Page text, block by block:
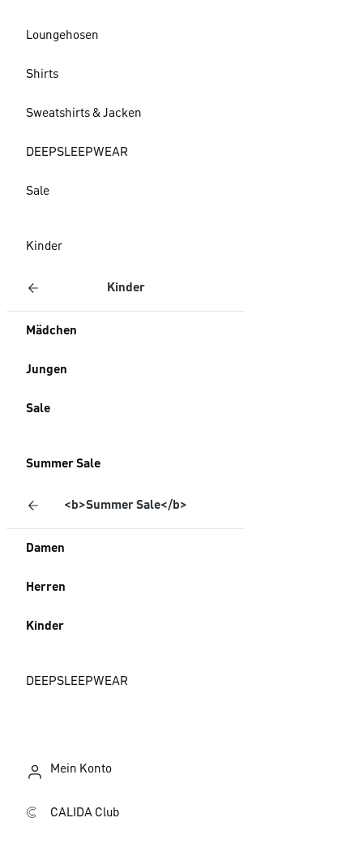
Loungehosen
Shirts
Sweatshirts & Jacken
DEEPSLEEPWEAR
Sale
Kinder
Kinder
Mädchen
Jungen
Sale
Summer Sale
<b>Summer Sale</b>
Damen
Herren
Kinder
DEEPSLEEPWEAR
Mein Konto
CALIDA Club